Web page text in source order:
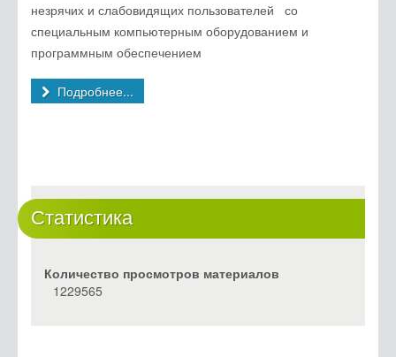
незрячих и слабовидящих пользователей со
специальным компьютерным оборудованием и
программным обеспечением
Подробнее...
Статистика
Количество просмотров материалов
1229565